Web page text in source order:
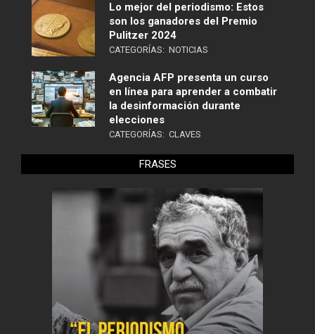
Lo mejor del periodismo: Estos
son los ganadores del Premio
Pulitzer 2024
CATEGORÍAS: NOTICIAS
Agencia AFP presenta un curso
en línea para aprender a combatir
la desinformación durante
elecciones
CATEGORÍAS: CLAVES
FRASES